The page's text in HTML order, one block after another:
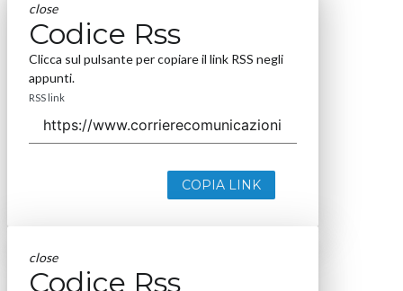
close
Codice Rss
Clicca sul pulsante per copiare il link RSS negli
appunti.
RSS link
COPIA LINK
close
Codice Rss